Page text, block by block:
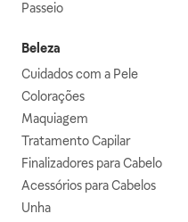
Passeio
Beleza
Cuidados com a Pele
Colorações
Maquiagem
Tratamento Capilar
Finalizadores para Cabelo
Acessórios para Cabelos
Unha